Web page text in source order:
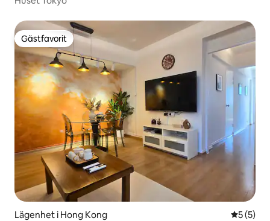
Gästfavorit
Gästfavorit
Lägenhet i Hong Kong 5 av 5 i
5 (5)